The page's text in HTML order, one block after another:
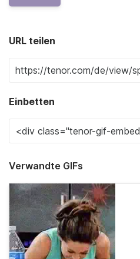
URL teilen
Einbetten
Verwandte GIFs